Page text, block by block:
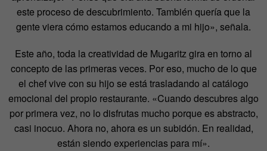
este proceso de descubrimiento. También quería que la
gente viera cómo estamos educando a mi hijo», señala.
Este año, toda la creatividad de Mugaritz gira en torno al
concepto de las primeras veces. Por eso, mucho de lo que
el chef vive con su hijo se está trasladando al catálogo
emocional del propio restaurante. «Cuando descubres algo
por primera vez, no lo disfrutas mucho porque es abstracto,
casi inocuo. Ahora no, ahora es un subidón. En realidad,
están siendo experiencias para mí».